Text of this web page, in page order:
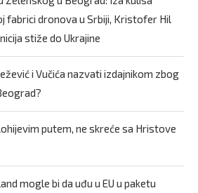
fabrici dronova u Srbiji, Kristofer Hil
stiže do Ukrajine
i Vučića nazvati izdajnikom zbog
putem, ne skreće sa Hristove
mogle bi da uđu u EU u paketu